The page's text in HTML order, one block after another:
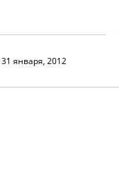
31 января, 2012